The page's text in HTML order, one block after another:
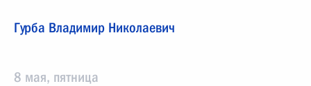
Гурба Владимир Николаевич
8 мая, пятница